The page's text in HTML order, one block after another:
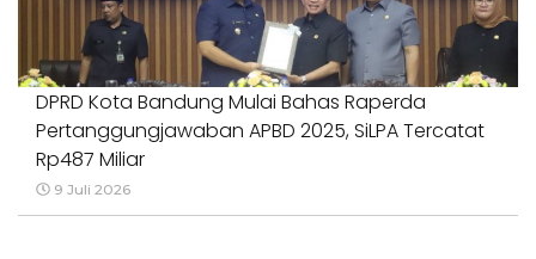
DPRD Kota Bandung Mulai Bahas Raperda
Pertanggungjawaban APBD 2025, SiLPA Tercatat
Rp487 Miliar
9 Juli 2026